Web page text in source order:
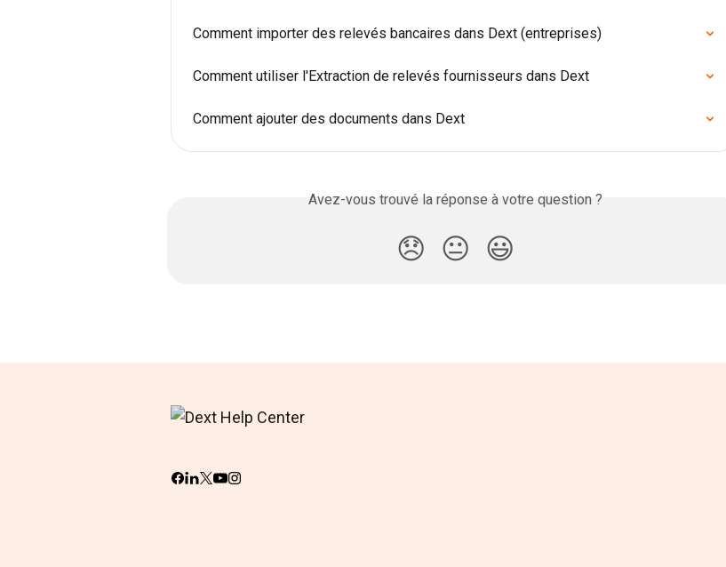
Comment importer des relevés bancaires dans Dext (entreprises)
Comment utiliser l'Extraction de relevés fournisseurs dans Dext
Comment ajouter des documents dans Dext
Avez-vous trouvé la réponse à votre question ?
😞 😐 😃